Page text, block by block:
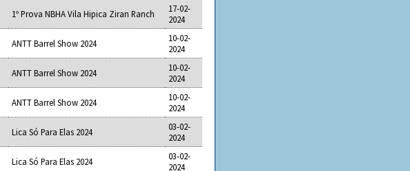
1º Prova NBHA Vila Hipica Ziran Ranch
17-02-
2024
ANTT Barrel Show 2024
10-02-
2024
ANTT Barrel Show 2024
10-02-
2024
ANTT Barrel Show 2024
10-02-
2024
Lica Só Para Elas 2024
03-02-
2024
Lica Só Para Elas 2024
03-02-
2024